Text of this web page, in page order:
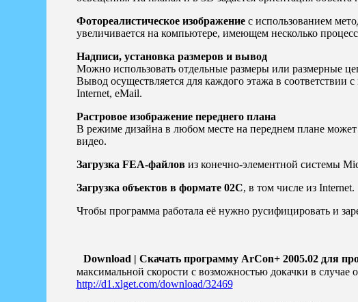
Фотореалистическое изображениес использованием
увеличивается на компьютере, имеющем несколько
Надписи, установка размеров и вывод
Можно использовать отдельные размеры или размерные
Вывод осуществляется для каждого этажа в
Internet, eMail.
Растровое изображение переднего плана
В режиме дизайна в любом месте на переднем плане
видео.
Загрузка FEA-файлов из конечно-элементной системы
Загрузка объектов в формате 02С, в том числе из Internet.
Чтобы программа работала её нужно русифицировать и
Download | Скачать программу ArCon+ 2005.02 для
максимальной скорости с возможностью докачки в случае
http://d1.xlget.com/download/32469